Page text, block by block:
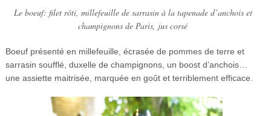
Le boeuf: filet rôti, millefeuille de sarrasin à la tapenade d’anchois et
champignons de Paris, jus corsé
Boeuf présenté en millefeuille, écrasée de pommes de terre et
sarrasin soufflé, duxelle de champignons, un boost d’anchois…
une assiette maitrisée, marquée en goût et terriblement efficace.